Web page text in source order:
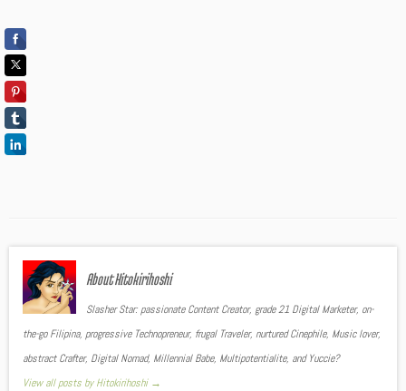
About Hitokirihoshi
Slasher Star: passionate Content Creator, grade 21 Digital Marketer, on-
the-go Filipina, progressive Technopreneur, frugal Traveler, nurtured Cinephile, Music lover,
abstract Crafter, Digital Nomad, Millennial Babe, Multipotentialite, and Yuccie?
View all posts by Hitokirihoshi →